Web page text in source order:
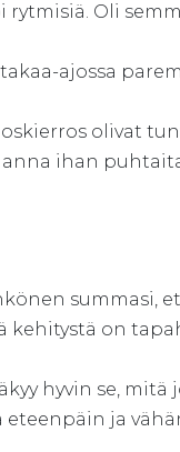
rytmisiä. Oli
ajossa
olivat
ihan
summasi,
kehitystä on
hyvin se,
eteenpäin ja